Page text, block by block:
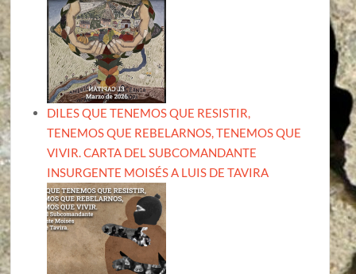
DILES QUE TENEMOS QUE RESISTIR,
TENEMOS QUE REBELARNOS, TENEMOS QUE
VIVIR. CARTA DEL SUBCOMANDANTE
INSURGENTE MOISÉS A LUIS DE TAVIRA